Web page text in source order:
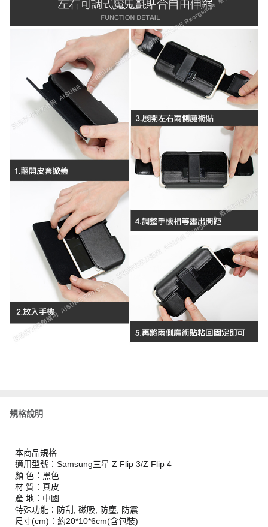
規格說明
本商品規格
適用型號：Samsung三星 Z Flip 3/Z Flip 4
顏 色：黑色
材 質：真皮
產 地：中國
特殊功能：防刮, 磁吸, 防塵, 防震
尺寸(cm)：約20*10*6cm(含包裝)